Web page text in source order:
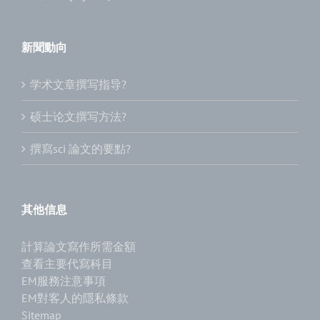
新聞動向
学术文章撰写指导?
硕士论文撰写方法?
撰寫sci 論文的要點?
其他信息
計算論文寫作所需金額
查看主要代寫科目
EM服務注意事項
EM對客人的隱私條款
Sitemap